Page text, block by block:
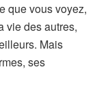
que vous voyez,
vie des autres,
Mais
ses